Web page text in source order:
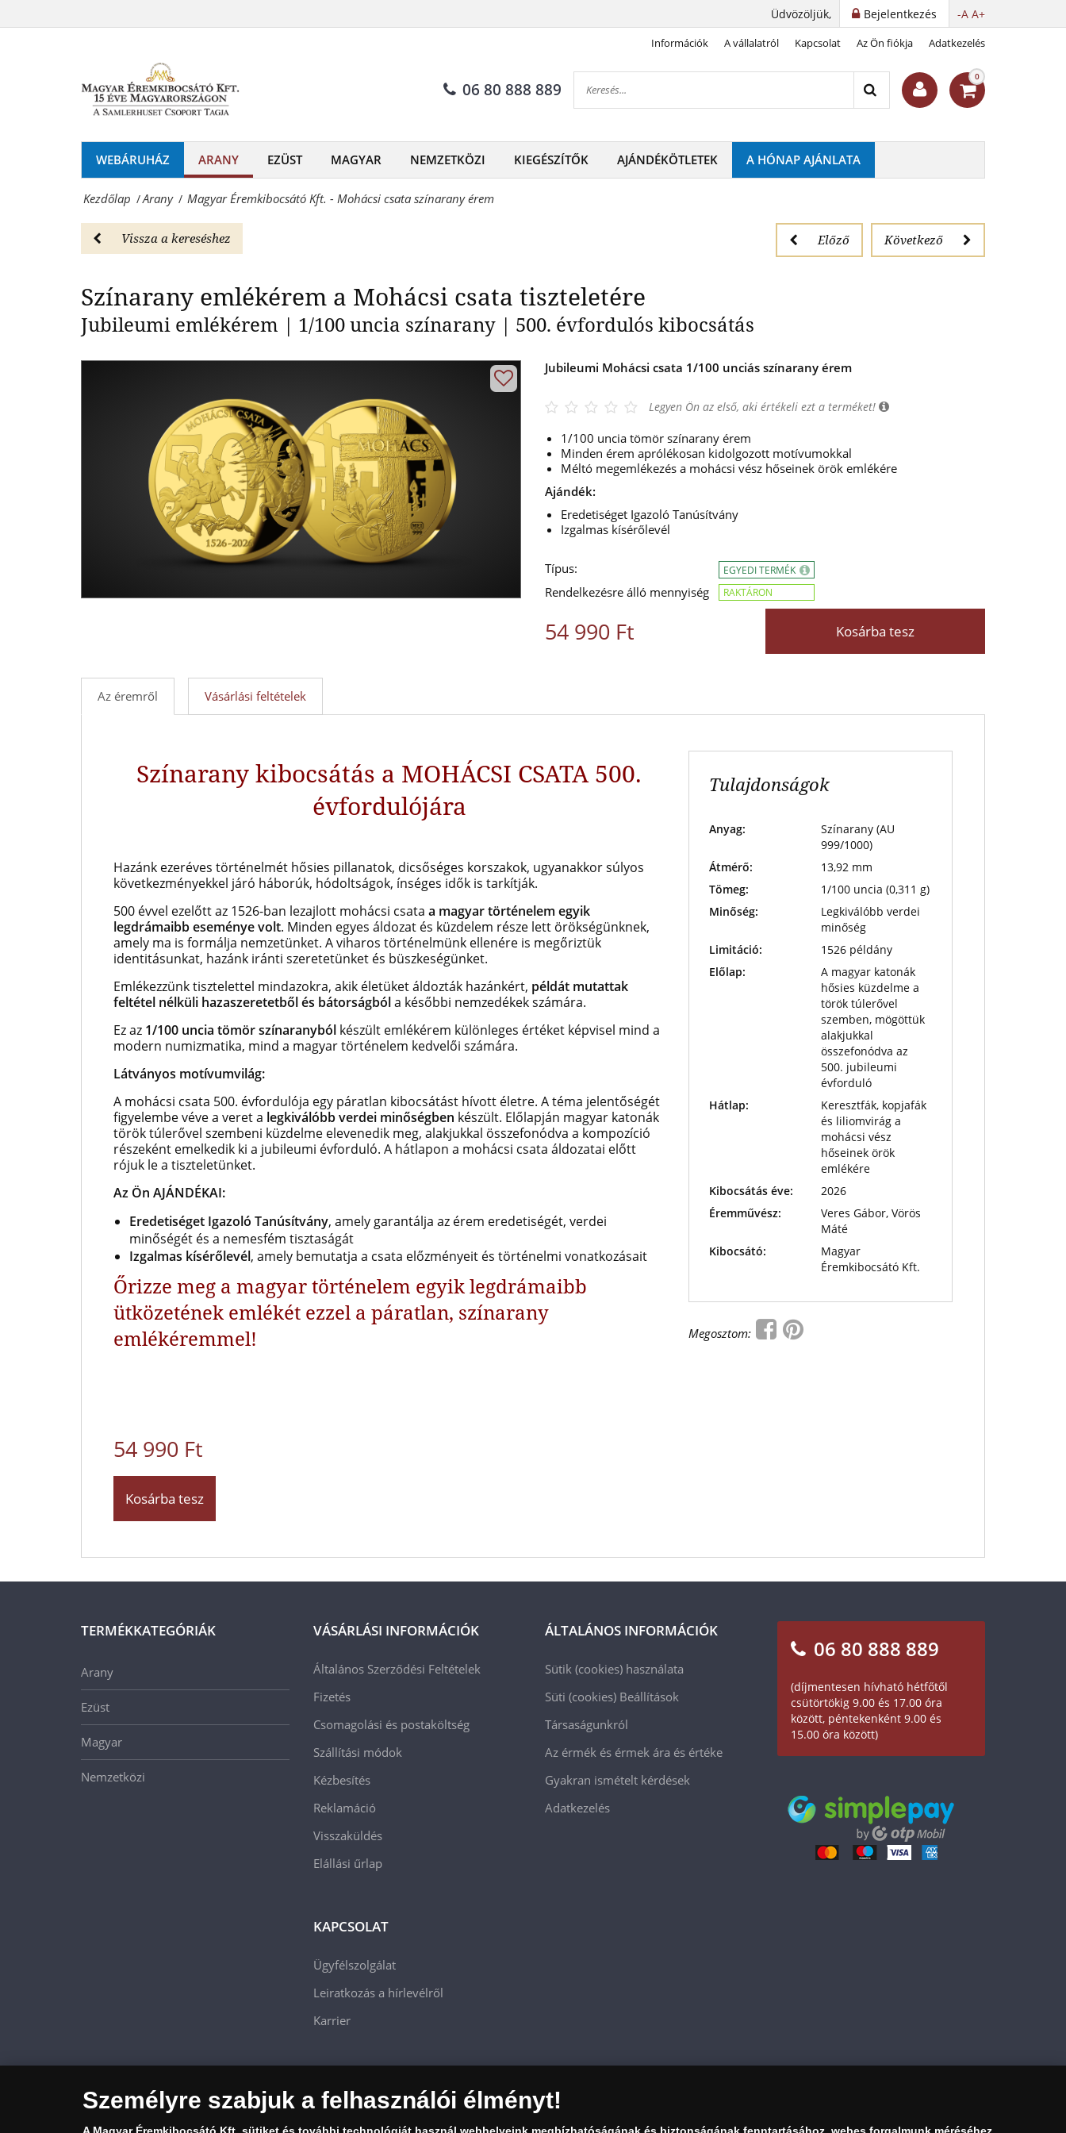
-
csata
színarany
érem
Magyar
Éremkibocsátó
-A A+
Bejelentkezés
Üdvözöljük,
Információk A vállalatról Kapcsolat Az Ön fiókja Adatkezelés
06 80 888 889
0
WEBÁRUHÁZ ARANY EZÜST MAGYAR NEMZETKÖZI KIEGÉSZÍTŐK AJÁNDÉKÖTLETEK A HÓNAP AJÁNLATA
Kezdőlap /Arany / Magyar Éremkibocsátó Kft. - Mohácsi csata színarany érem
Vissza a kereséshez Következő
Előző
Színarany emlékérem a Mohácsi csata tiszteletére
Jubileumi emlékérem | 1/100 uncia színarany | 500. évfordulós kibocsátás
Jubileumi Mohácsi csata 1/100 unciás színarany érem
Legyen Ön az első, aki értékeli ezt a terméket!
1/100 uncia tömör színarany érem
Minden érem aprólékosan kidolgozott motívumokkal
Méltó megemlékezés a mohácsi vész hőseinek örök emlékére
Ajándék:
Eredetiséget Igazoló Tanúsítvány
Izgalmas kísérőlevél
Típus:
Rendelkezésre álló mennyiség
EGYEDI TERMÉK
RAKTÁRON
54 990 Ft Kosárba tesz
Az éremről Vásárlási feltételek
Színarany kibocsátás a MOHÁCSI CSATA 500.
évfordulójára
Hazánk ezeréves történelmét hősies pillanatok, dicsőséges korszakok, ugyanakkor súlyos
következményekkel járó háborúk, hódoltságok, ínséges idők is tarkítják.
500 évvel ezelőtt az 1526-ban lezajlott mohácsi csata a magyar történelem egyik
legdrámaibb eseménye volt. Minden egyes áldozat és küzdelem része lett örökségünknek,
amely ma is formálja nemzetünket. A viharos történelmünk ellenére is megőriztük
identitásunkat, hazánk iránti szeretetünket és büszkeségünket.
Emlékezzünk tisztelettel mindazokra, akik életüket áldozták hazánkért, példát mutattak
feltétel nélküli hazaszeretetből és bátorságbóla későbbi nemzedékek számára.
Ez az 1/100 uncia tömör színaranyból készült emlékérem különleges értéket képvisel mind a
modern numizmatika, mind a magyar történelem kedvelői számára.
Látványos motívumvilág:
A mohácsi csata 500. évfordulója egy páratlan kibocsátást hívott életre. A téma jelentőségét
figyelembe véve a veret a legkiválóbb verdei minőségben készült. Előlapján magyar katonák
török túlerővel szembeni küzdelme elevenedik meg, alakjukkal összefonódva a kompozíció
részeként emelkedik ki a jubileumi évforduló. A hátlapon a mohácsi csata áldozatai előtt
rójuk le a tiszteletünket.
Az Ön AJÁNDÉKAI:
Eredetiséget Igazoló Tanúsítvány, amely garantálja az érem eredetiségét, verdei
minőségét és a nemesfém tisztaságát
Izgalmas kísérőlevél, amely bemutatja a csata előzményeit és történelmi vonatkozásait
Őrizze meg a magyar történelem egyik legdrámaibb
ütközetének emlékét ezzel a páratlan, színarany
emlékéremmel!
54 990 Ft
Kosárba tesz
Tulajdonságok
Anyag:
Színarany (AU
999/1000)
Átmérő:
13,92 mm
Tömeg:
1/100 uncia (0,311 g)
Minőség:
Legkiválóbb verdei
minőség
Limitáció:
1526 példány
Előlap:
A magyar katonák
hősies küzdelme a
török túlerővel
szemben, mögöttük
alakjukkal
összefonódva az
500. jubileumi
évforduló
Hátlap:
Keresztfák, kopjafák
és liliomvirág a
mohácsi vész
hőseinek örök
emlékére
Kibocsátás éve:
2026
Éremművész:
Veres Gábor, Vörös
Máté
Kibocsátó:
Magyar
Éremkibocsátó Kft.
Megosztom:
Színarany emlékérem a Mohácsi csata tiszteletére
TERMÉKKATEGÓRIÁK
Arany
Ezüst
Magyar
Nemzetközi
VÁSÁRLÁSI INFORMÁCIÓK
Általános Szerződési Feltételek
Fizetés
Csomagolási és postaköltség
Szállítási módok
Kézbesítés
Reklamáció
Visszaküldés
Elállási űrlap
KAPCSOLAT
Ügyfélszolgálat
Leiratkozás a hírlevélről
Karrier
ÁLTALÁNOS INFORMÁCIÓK
Sütik (cookies) használata
Süti (cookies) Beállítások
Társaságunkról
Az érmék és érmek ára és értéke
Gyakran ismételt kérdések
Adatkezelés
06 80 888 889
(díjmentesen hívható hétfőtől
csütörtökig 9.00 és 17.00 óra
között, péntekenként 9.00 és
15.00 óra között)
Arany
Éremkibocsátó
Érmék
emlékérmek
hivatalos
Személyre szabjuk a felhasználói élményt!
A Magyar Éremkibocsátó Kft. sütiket és további technológiát használ webhelyeink megbízhatóságának és biztonságának fenntartásához, webes forgalmunk méréséhez,